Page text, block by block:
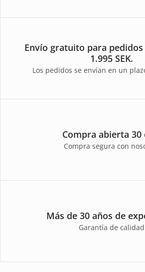
Envío gratuito para
1.995 SEK.
Los pedidos se envían en un
Compra abierta 30
Compra segura con
Más de 30 años de
Garantía de calidad